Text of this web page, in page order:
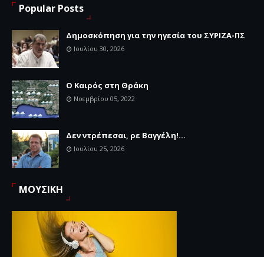
Popular Posts
Δημοσκόπηση για την ηγεσία του ΣΥΡΙΖΑ-ΠΣ
Ιουλίου 30, 2026
Ο Καιρός στη Θράκη
Νοεμβρίου 05, 2022
Δεν ντρέπεσαι, ρε Βαγγέλη!...
Ιουλίου 25, 2026
ΜΟΥΣΙΚΗ